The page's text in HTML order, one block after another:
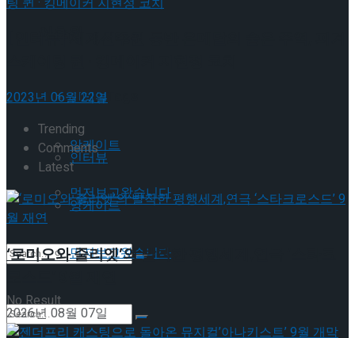
인터뷰
앙케이트
먼저보고왔습니다
No Result
Trending Tags
인터뷰
앙케이트
먼저보고왔습니다
2023년 06월 22일
Trending
Comments
Latest
‘로미오와 줄리엣’의 발칙한 평행세계,연극 ‘스타크
2026년 08월 07일